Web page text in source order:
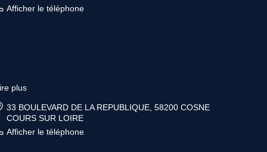
Afficher le téléphone
plus
33 BOULEVARD DE LA REPUBLIQUE, 58200 COSNE
COURS SUR LOIRE
Afficher le téléphone